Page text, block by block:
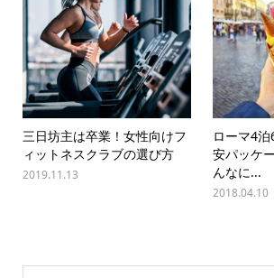
三日坊主は卒業！女性向けフ
ィットネスクラブの選び方
2019.11.13
ローマ4
安パッケ
んなに...
2018.04.10